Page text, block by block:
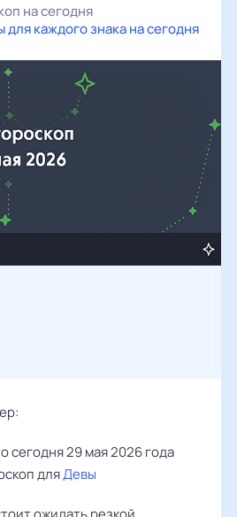
на сегодня
каждого знака на сегодня
сегодня 29 мая 2026 года
для Девы